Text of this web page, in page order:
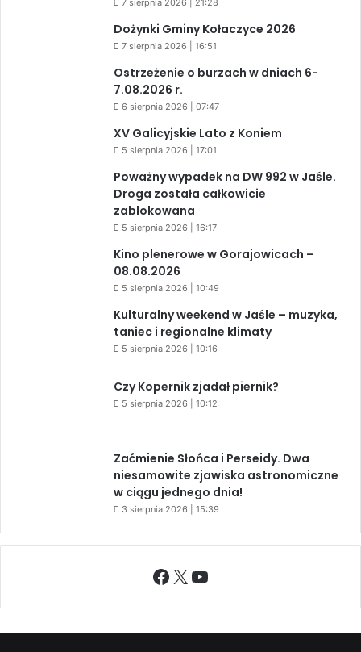
7 sierpnia 2026 | 21:28
Dożynki Gminy Kołaczyce 2026
7 sierpnia 2026 | 16:51
Ostrzeżenie o burzach w dniach 6-
7.08.2026 r.
6 sierpnia 2026 | 07:47
XV Galicyjskie Lato z Koniem
5 sierpnia 2026 | 17:01
Poważny wypadek na DW 992 w Jaśle.
Droga została całkowicie
zablokowana
5 sierpnia 2026 | 16:17
Kino plenerowe w Gorajowicach –
08.08.2026
5 sierpnia 2026 | 10:49
Kulturalny weekend w Jaśle – muzyka,
taniec i regionalne klimaty
5 sierpnia 2026 | 10:16
5 sierpnia 2026 | 10:12
niesamowite zjawiska astronomiczne
w ciągu jednego dnia!
3 sierpnia 2026 | 15:39
Facebook
X